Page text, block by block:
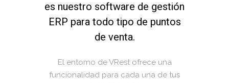
es nuestro software de gestión
ERP para todo tipo de puntos
de venta.
El entorno de VRest ofrece una
funcionalidad para cada una de tus